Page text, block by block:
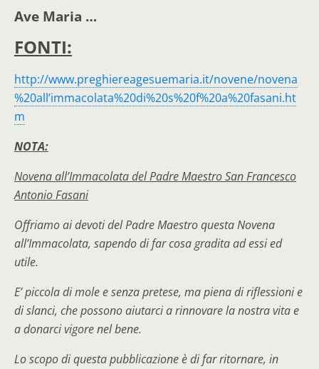
Ave Maria …
FONTI:
http://www.preghiereagesuemaria.it/novene/novena
%20all’immacolata%20di%20s%20f%20a%20fasani.ht
m
NOTA:
Novena all’Immacolata del Padre Maestro San Francesco
Antonio Fasani
Offriamo ai devoti del Padre Maestro questa Novena
all’Immacolata, sapendo di far cosa gradita ad essi ed
utile.
E’ piccola di mole e senza pretese, ma piena di riflessioni e
di slanci, che possono aiutarci a rinnovare la nostra vita e
a donarci vigore nel bene.
Lo scopo di questa pubblicazione è di far ritornare, in